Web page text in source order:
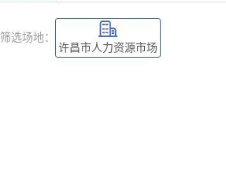
筛选场地：
许昌市人力资源市场